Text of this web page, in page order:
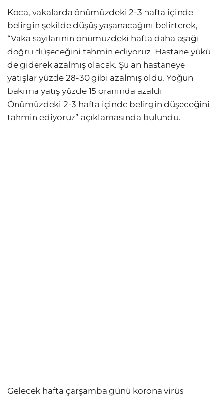
Koca, vakalarda önümüzdeki 2-3 hafta içinde
belirgin şekilde düşüş yaşanacağını belirterek,
“Vaka sayılarının önümüzdeki hafta daha aşağı
doğru düşeceğini tahmin ediyoruz. Hastane yükü
de giderek azalmış olacak. Şu an hastaneye
yatışlar yüzde 28-30 gibi azalmış oldu. Yoğun
bakıma yatış yüzde 15 oranında azaldı.
Önümüzdeki 2-3 hafta içinde belirgin düşeceğini
tahmin ediyoruz” açıklamasında bulundu.
Gelecek hafta çarşamba günü korona virüs